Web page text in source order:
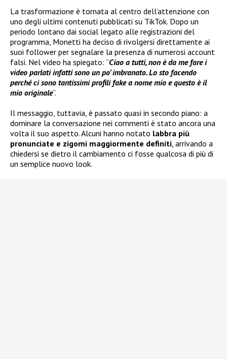
La trasformazione è tornata al centro dell’attenzione con
uno degli ultimi contenuti pubblicati su TikTok. Dopo un
periodo lontano dai social legato alle registrazioni del
programma, Monetti ha deciso di rivolgersi direttamente ai
suoi follower per segnalare la presenza di numerosi account
falsi. Nel video ha spiegato: “Ciao a tutti, non è da me fare i
video parlati infatti sono un po’ imbranato. Lo sto facendo
perché ci sono tantissimi profili fake a nome mio e questo è il
mio originale”.
Il messaggio, tuttavia, è passato quasi in secondo piano: a
dominare la conversazione nei commenti è stato ancora una
volta il suo aspetto. Alcuni hanno notato labbra più
pronunciate e zigomi maggiormente definiti, arrivando a
chiedersi se dietro il cambiamento ci fosse qualcosa di più di
un semplice nuovo look.